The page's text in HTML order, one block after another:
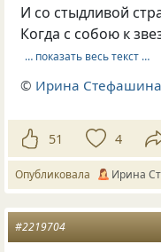
И со стыдливой
Когда с собою к
… показать весь текст …
© Ирина Стефашина
51 4
Опубликовала Ирина
#2219704